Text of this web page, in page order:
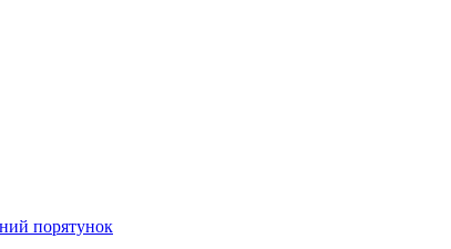
порятунок